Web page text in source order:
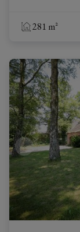
281 m²